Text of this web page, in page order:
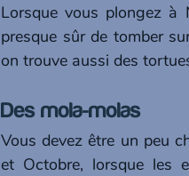
Lorsque vous plongez à
presque sûr de tomber
on trouve aussi des
Des mola-molas
Vous devez être un peu
et Octobre, lorsque les